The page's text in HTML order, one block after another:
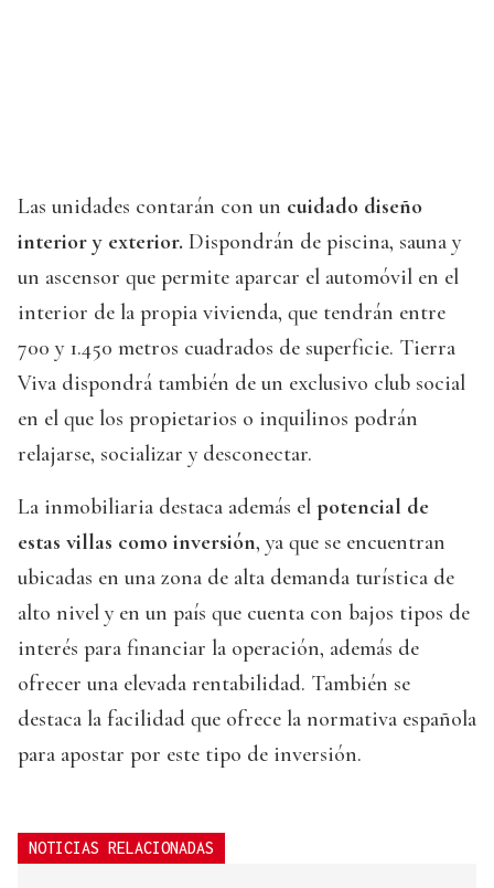
Las unidades contarán con un cuidado diseño
interior y exterior. Dispondrán de piscina, sauna y
un ascensor que permite aparcar el automóvil en el
interior de la propia vivienda, que tendrán entre
700 y 1.450 metros cuadrados de superficie. Tierra
Viva dispondrá también de un exclusivo club social
en el que los propietarios o inquilinos podrán
relajarse, socializar y desconectar.
La inmobiliaria destaca además el potencial de
estas villas como inversión, ya que se encuentran
ubicadas en una zona de alta demanda turística de
alto nivel y en un país que cuenta con bajos tipos de
interés para financiar la operación, además de
ofrecer una elevada rentabilidad. También se
destaca la facilidad que ofrece la normativa española
para apostar por este tipo de inversión.
NOTICIAS RELACIONADAS